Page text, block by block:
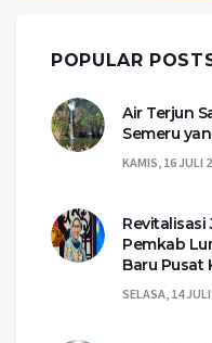
POPULAR
Air Terjun
Semeru
KAMIS, 16 JULI
Revitalisasi
Pemkab
Baru Pusat
SELASA, 14